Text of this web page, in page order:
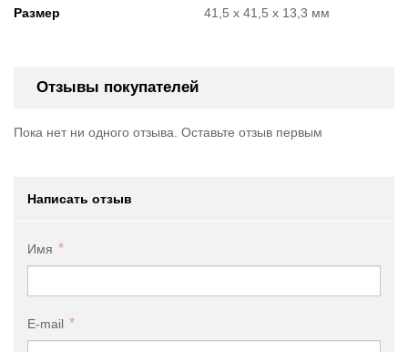
Размер 41,5 х 41,5 х 13,3 мм
Отзывы покупателей
Пока нет ни одного отзыва. Оставьте отзыв первым
Написать отзыв
Имя
E-mail